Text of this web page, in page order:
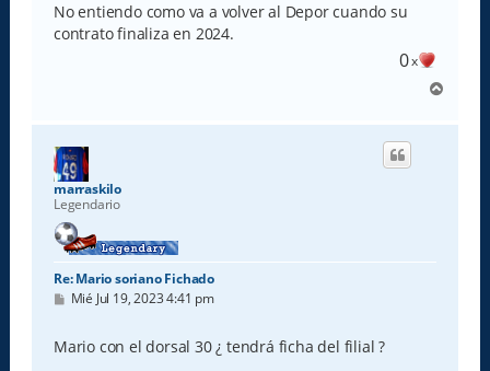
No entiendo como va a volver al Depor cuando su
contrato finaliza en 2024.
0x
r
marraskilo
Legendario
Re: Mario soriano Fichado
M
s
a
Mié Jul 19, 2023 4:41 pm
Mario con el dorsal 30 ¿ tendrá ficha del filial ?